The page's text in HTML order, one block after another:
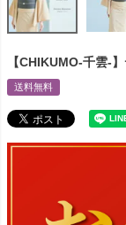
【CHIKUMO-千雲-
送料無料